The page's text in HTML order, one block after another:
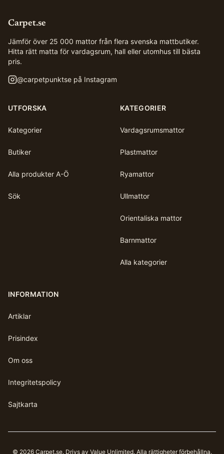
Carpet.se
Jämför över 25 000 mattor från flera svenska mattbutiker.
Hitta rätt matta för vardagsrum, hall eller utomhus till bästa
pris.
@carpetpunktse på Instagram
UTFORSKA
Kategorier
Butiker
Alla produkter A-Ö
Sök
KATEGORIER
Vardagsrumsmattor
Plastmattor
Ryamattor
Ullmattor
Orientaliska mattor
Barnmattor
Alla kategorier
INFORMATION
Artiklar
Prisindex
Om oss
Integritetspolicy
Sajtkarta
© 2026 Carpet.se. Drivs av Value Unlimited. Alla rättigheter förbehållna.